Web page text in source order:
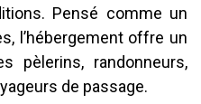
Pensé comme un
l’hébergement offre un
pèlerins, randonneurs,
de passage.